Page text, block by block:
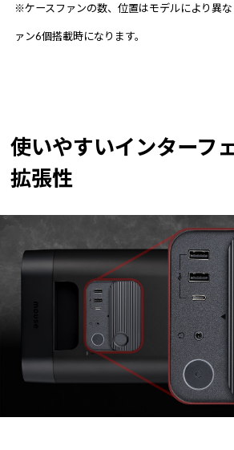
※ケースファンの数、位置はモデルにより異
ァン6個搭載時になります。
使いやすいインターフ
拡張性